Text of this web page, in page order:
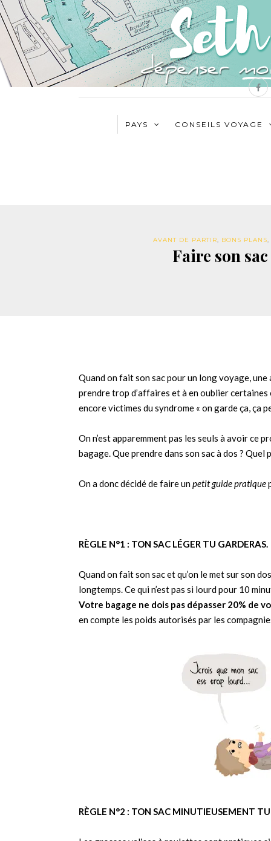
PAYS CONSEILS VOYAGE
AVANT DE PARTIR, BONS PLANS,
Faire son
Quand on fait son sac pour un long voyage, une
prendre trop d’affaires et à en oublier certaines
encore victimes du syndrome « on garde ça, ça
On n’est apparemment pas les seuls à avoir ce
bagage. Que prendre dans son sac à dos ? Quel
On a donc décidé de faire unpetit guide pratique
RÈGLE N°1 : TON SAC LÉGER TU GARDERAS.
Quand on fait son sac et qu’on le met sur son
longtemps. Ce qui n’est pas si lourd pour 10
Votre bagage ne dois pas dépasser 20% de
en compte les poids autorisés par les
RÈGLE N°2 : TON SAC MINUTIEUSEMENT TU